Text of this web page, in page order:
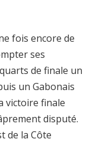
fois encore de
ses
de finale un
un Gabonais
victoire finale
disputé.
de la Côte